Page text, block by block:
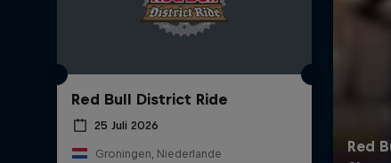
Red Bull District Ride
25 Juli 2026
Groningen, Niederlande